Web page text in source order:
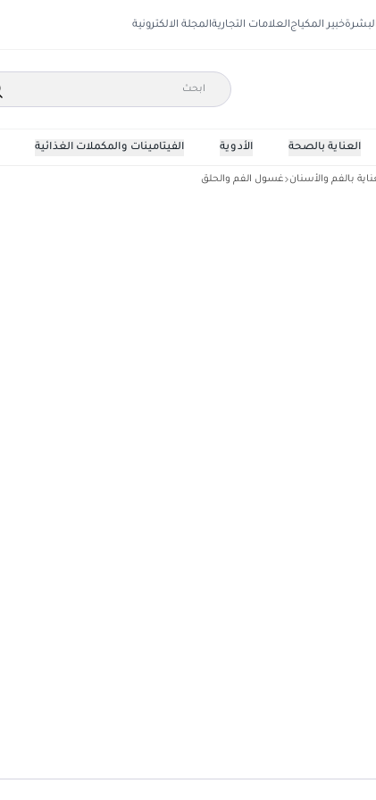
خبير المكياجالعلامات التجاريةالمجلة الالكترونية
الفيتامينات والمكملات الغذائية الأدوية العناية بالصحة
بالفم والأسنان غسول الفم والحلق